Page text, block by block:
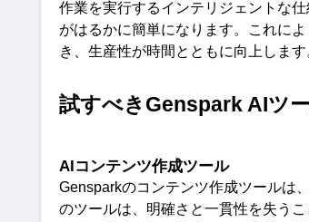
作業を実行するインテリジェントな
がはるかに簡単になります。これに
き、生産性が時間とともに向上します
試すべき Genspark AIツ
AIコンテンツ作成ツール
Gensparkのコンテンツ作成ツールは
のツールは、明確さと一貫性を失う